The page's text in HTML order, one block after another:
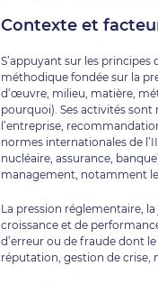
Contexte et
S’appuyant sur les
méthodique fondée sur la
d’œuvre, milieu, matière,
pourquoi). Ses activités
l’entreprise,
normes internationales de
nucléaire, assurance,
management, notamment
La pression réglementaire,
croissance et de
d’erreur ou de fraude dont
réputation, gestion de crise,